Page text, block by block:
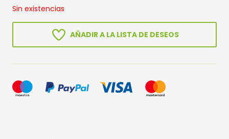
Sin existencias
AÑADIR A LA LISTA DE DESEOS